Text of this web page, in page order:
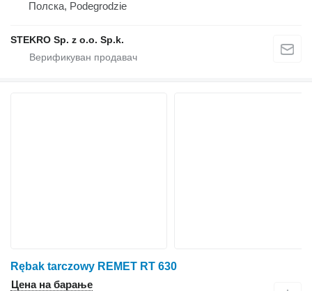
Полска, Podegrodzie
STEKRO Sp. z o.o. Sp.k.
Rębak tarczowy REMET RT 630
Цена на барање